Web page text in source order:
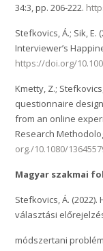
34:3, pp. 206-222.
Stefkovics, Á.; Sik, E.
Interviewer’s
https://doi.org/
Kmetty, Z.;
questionnaire
from an online
Research
org./10.1080/
Magyar szakmai
Stefkovics, Á.
választási
módszertani